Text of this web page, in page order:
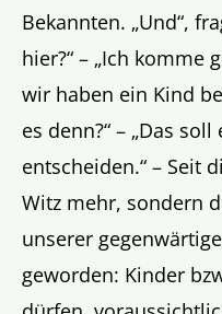
Bekannten. „Und“,
hier?“ – „Ich komme
wir haben ein Kind
es denn?“ – „Das
entscheiden.“ – Seit
Witz mehr, sondern
unserer
geworden: Kinder